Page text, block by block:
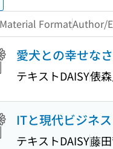
first page
Material FormatAuthor/
愛犬との幸せな
テキストDAISY俵
ITと現代ビジネ
テキストDAISY藤